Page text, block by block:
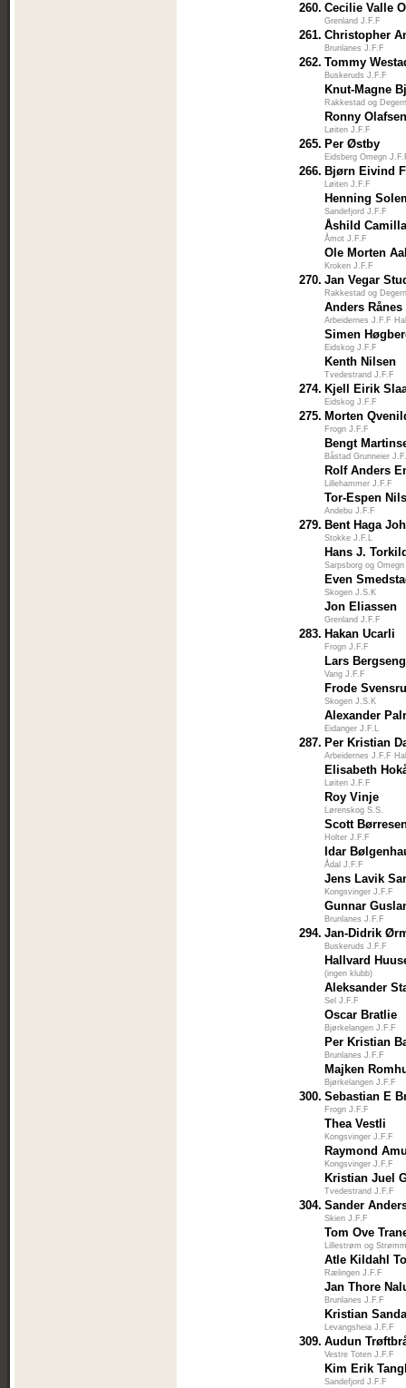
260. Cecilie Valle
Grenland J.F.F
261. Christopher
Brunlanes J.F.F
262. Tommy
Buskeruds J.F.F
Knut-Magne
Rakkestad og
Ronny
Løiten J.F.F
265. Per Østby
Eidsberg Omegn
266. Bjørn Eivind
Løiten J.F.F
Henning
Sandefjord J.F.F
Åshild
Åmot J.F.F
Ole Morten
Kroken J.F.F
270. Jan Vegar
Rakkestad og
Anders Rånes
Arbeidernes J.F.F
Simen
Eidskog J.F.F
Kenth Nilsen
Tvedestrand J.F.F
274. Kjell Eirik
Eidskog J.F.F
275. Morten
Frogn J.F.F
Bengt
Båstad Grunneier
Rolf Anders
Lillehammer J.F.F
Tor-Espen
Andebu J.F.F
279. Bent Haga
Stokke J.F.L
Hans J.
Sarpsborg og
Even
Skogen J.S.K
Jon Eliassen
Grenland J.F.F
283. Hakan Ucarli
Frogn J.F.F
Lars Bergseng
Vang J.F.F
Frode
Skogen J.S.K
Alexander
Eidanger J.F.L
287. Per Kristian
Arbeidernes J.F.F
Elisabeth
Løiten J.F.F
Roy Vinje
Lørenskog S.S.
Scott
Holter J.F.F
Idar
Ådal J.F.F
Jens Lavik
Kongsvinger J.F.F
Gunnar
Brunlanes J.F.F
294. Jan-Didrik
Buskeruds J.F.F
Hallvard
(ingen klubb)
Aleksander
Sel J.F.F
Oscar Bratlie
Bjørkelangen J.F.F
Per Kristian
Brunlanes J.F.F
Majken
Bjørkelangen J.F.F
300. Sebastian E
Frogn J.F.F
Thea Vestli
Kongsvinger J.F.F
Raymond
Kongsvinger J.F.F
Kristian Juel
Tvedestrand J.F.F
304. Sander
Skien J.F.F
Tom Ove
Lillestrøm og
Atle Kildahl
Rælingen J.F.F
Jan Thore
Brunlanes J.F.F
Kristian
Levangsheia J.F.F
309. Audun
Vestre Toten J.F.F
Kim Erik
Sandefjord J.F.F